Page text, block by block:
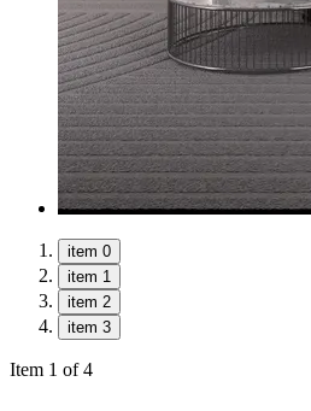
item 0
item 1
item 2
item 3
Item 1 of 4